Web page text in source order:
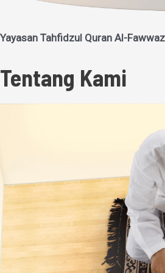
Yayasan Tahfidzul Quran Al-Fawwaz
Tentang Kami